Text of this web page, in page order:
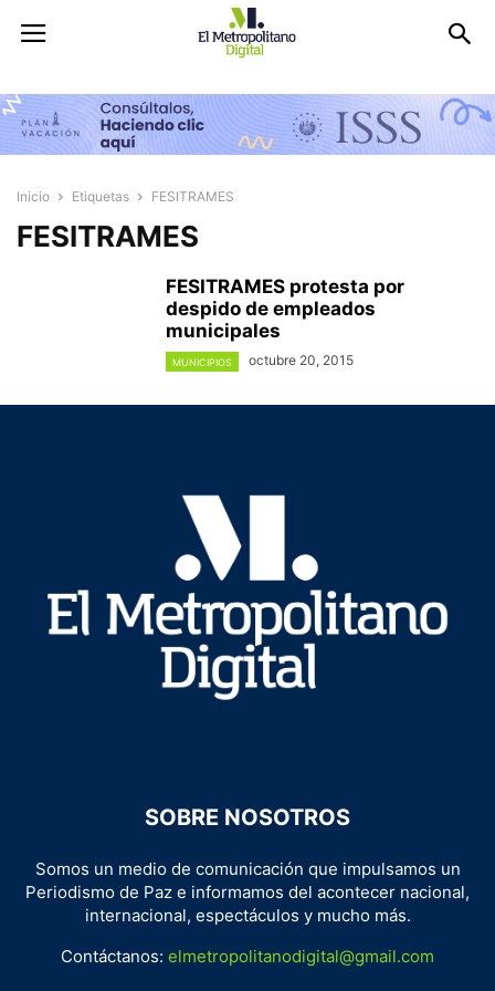
Inicio Etiquetas FESITRAMES
FESITRAMES
FESITRAMES protesta por
despido de empleados
municipales
MUNICIPIOS octubre 20, 2015
SOBRE NOSOTROS
Somos un medio de comunicación que impulsamos un
Periodismo de Paz e informamos del acontecer nacional,
internacional, espectáculos y mucho más.
Contáctanos: elmetropolitanodigital@gmail.com